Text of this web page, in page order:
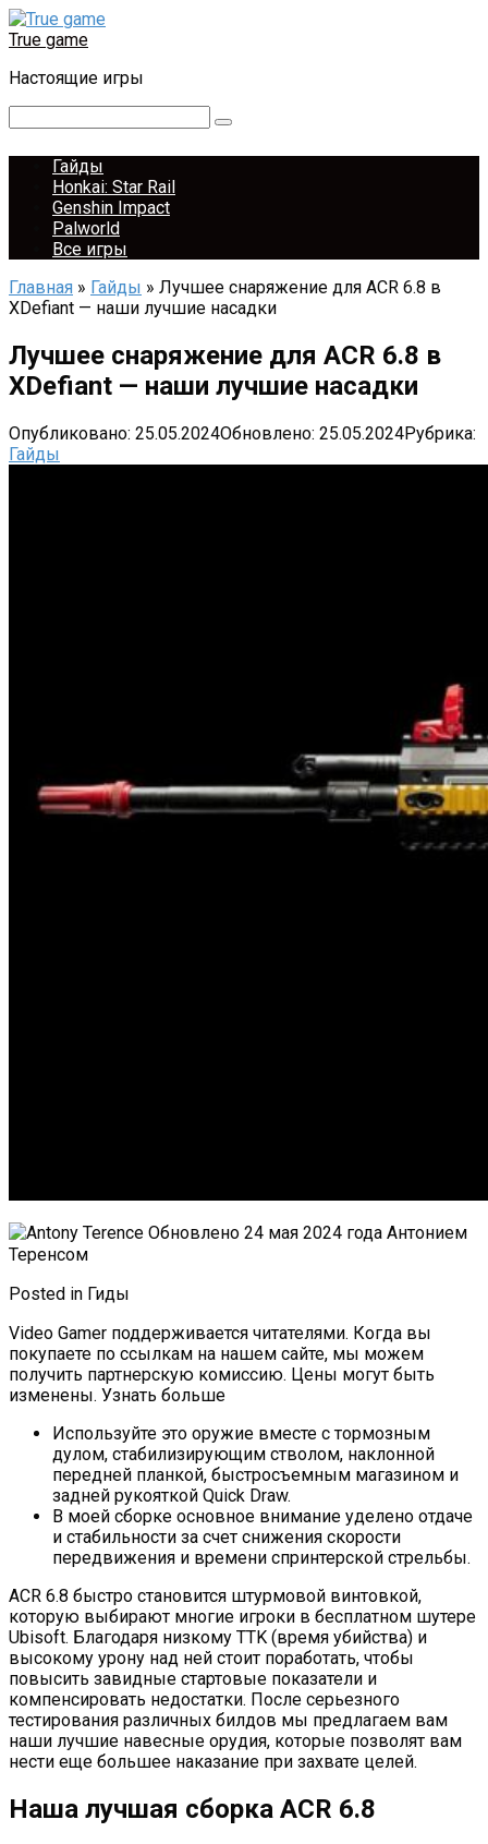
Перейти
к
True game
Настоящие игры
Гайды
Honkai: Star Rail
Genshin Impact
Palworld
Все игры
Главная » Гайды » Лучшее снаряжение для ACR 6.8 в
XDefiant — наши лучшие насадки
Лучшее снаряжение для ACR 6.8 в
XDefiant — наши лучшие насадки
Опубликовано: 25.05.2024Обновлено: 25.05.2024Рубрика:
Гайды
Обновлено 24 мая 2024 года Антонием
Теренсом
Posted in Гиды
Video Gamer поддерживается читателями. Когда вы
покупаете по ссылкам на нашем сайте, мы можем
получить партнерскую комиссию. Цены могут быть
изменены. Узнать больше
Используйте это оружие вместе с тормозным
дулом, стабилизирующим стволом, наклонной
передней планкой, быстросъемным магазином и
задней рукояткой Quick Draw.
В моей сборке основное внимание уделено отдаче
и стабильности за счет снижения скорости
передвижения и времени спринтерской стрельбы.
ACR 6.8 быстро становится штурмовой винтовкой,
которую выбирают многие игроки в бесплатном шутере
Ubisoft. Благодаря низкому TTK (время убийства) и
высокому урону над ней стоит поработать, чтобы
повысить завидные стартовые показатели и
компенсировать недостатки. После серьезного
тестирования различных билдов мы предлагаем вам
наши лучшие навесные орудия, которые позволят вам
нести еще большее наказание при захвате целей.
Наша лучшая сборка ACR 6.8